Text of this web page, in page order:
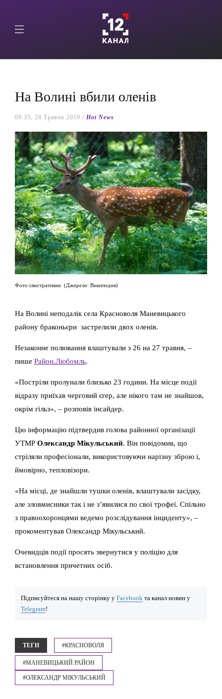
На Волині вбили оленів
09:35, 28 Травня 2019 / Hot News
Фото ілюстративне. (Джерело: Википедия)
На Волині неподалік села Красноволя Маневицького
району браконьєри застрелили двох оленів.
Незаконне полювання влаштували з 26 на 27 травня, –
пише Район.Любомль.
«Постріли пролунали близько 23 години. На місце події
відразу приїхав черговий єгер, але нікого там не знайшов,
окрім гільз», – розповів інсайдер.
Цю інформацію підтвердив голова районної організації
УТМР Олександр Мікульський. Він повідомив, що
стріляли професіонали, використовуючи нарізну зброю і,
ймовірно, тепловізори.
«На місці, де знайшли тушки оленів, влаштували засідку,
але зловмисники так і не з’явилися по свої трофеї. Спільно
з правоохоронцями ведемо розслідування інциденту», –
прокоментував Олександр Мікульський.
Очевидців події просять звернутися у поліцію для
встановлення причетних осіб.
Підписуйтеся на нашу сторінку у Facebook та канал новин у
Telegram!
ТЕГИ #КРАСНОВОЛЯ
#МАНЕВИЦЬКИЙ РАЙОН
#ОЛЕКСАНДР МІКУЛЬСЬКИЙ